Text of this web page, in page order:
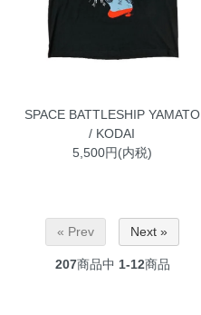
SPACE BATTLESHIP YAMATO
/ KODAI
5,500円(内税)
« Prev Next »
207商品中 1-12商品